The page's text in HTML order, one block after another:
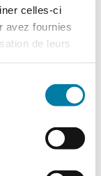
celles-ci
avez fournies
de leurs